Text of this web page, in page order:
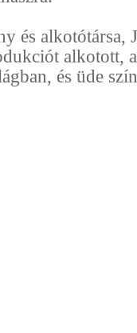
és alkotótársa,
alkotott,
és üde